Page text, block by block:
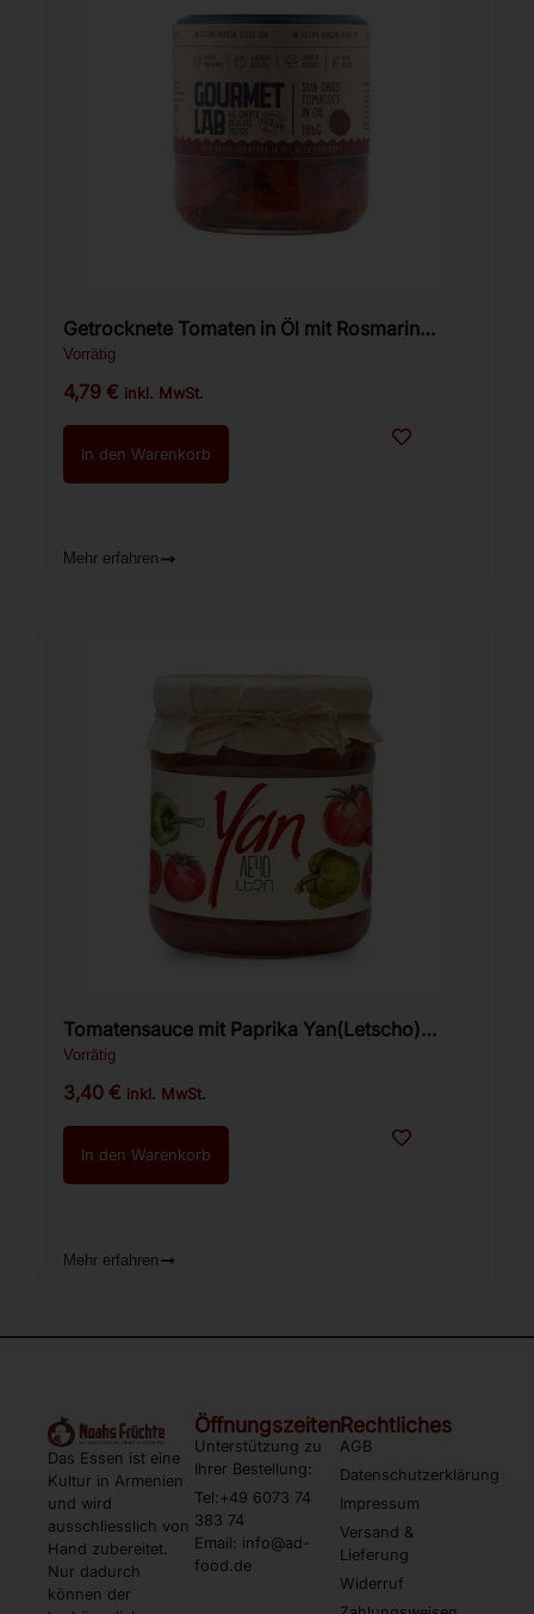
Getrocknete Tomaten in Öl mit Rosmarin
Gourmet Lab 200g
Vorrätig
4,79€ inkl. MwSt.
In den Warenkorb
Mehr erfahren
Tomatensauce mit Paprika Yan(Letscho)
450g
Vorrätig
3,40€ inkl. MwSt.
In den Warenkorb
Mehr erfahren
Das Essen ist eine
Kultur in Armenien
und wird
ausschliesslich von
Hand zubereitet.
Nur dadurch
können der
Öffnungszeiten
Unterstützung zu
Ihrer Bestellung:
Tel:+49 6073 74
383 74
Email: info@ad-
food.de
Rechtliches
AGB
Datenschutzerklärung
Impressum
Versand &
Lieferung
Widerruf